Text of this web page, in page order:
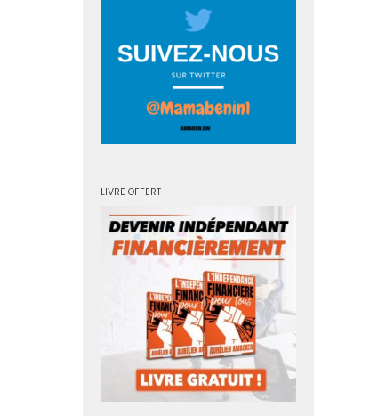
LIVRE OFFERT